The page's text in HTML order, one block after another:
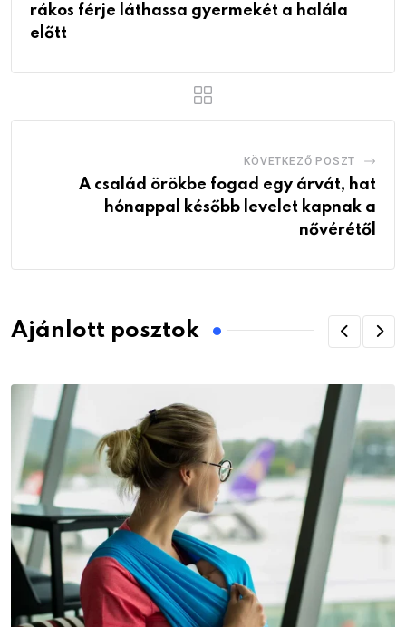
rákos férje láthassa gyermekét a halála
előtt
KÖVETKEZŐ POSZT
A család örökbe fogad egy árvát, hat
hónappal később levelet kapnak a
nővérétől
Ajánlott posztok